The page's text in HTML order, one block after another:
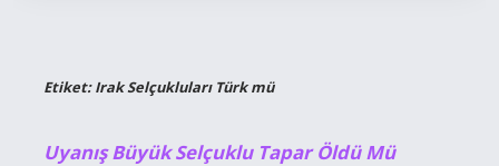
Etiket:Irak Selçukluları Türk mü
Uyanış Büyük Selçuklu Tapar Öldü Mü